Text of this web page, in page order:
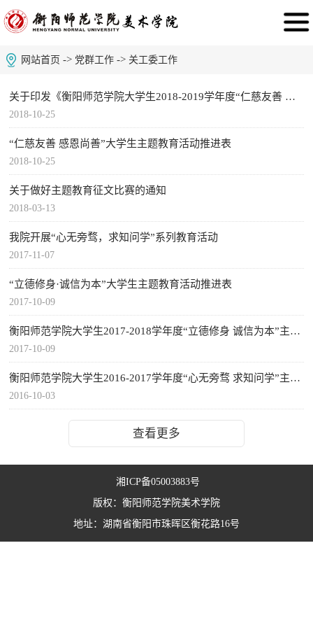
网站首页 -> 党群工作 -> 关工委工作
​关于印发《衡阳师范学院大学生2018-2019学年度“仁慈友善 感恩尚善”主题教育活动方案》的通知
2018-10-25
“仁慈友善 感恩尚善”大学生主题教育活动推进表
2018-10-25
关于做好主题教育征文比赛的通知
2018-03-13
我院开展“心无旁骛，求知问学”系列教育活动
2017-11-07
“立德修身·诚信为本”大学生主题教育活动推进表
2017-10-09
衡阳师范学院大学生2017-2018学年度“立德修身 诚信为本”主题教育活动方案
2017-10-09
衡阳师范学院大学生2016-2017学年度“心无旁骛 求知问学”主题教育活动方案
2016-10-03
查看更多
湘ICP备05003883号
版权：衡阳师范学院美术学院
地址：湖南省衡阳市珠晖区衡花路16号